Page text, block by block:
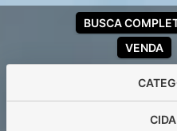
VENDA
BUSCA